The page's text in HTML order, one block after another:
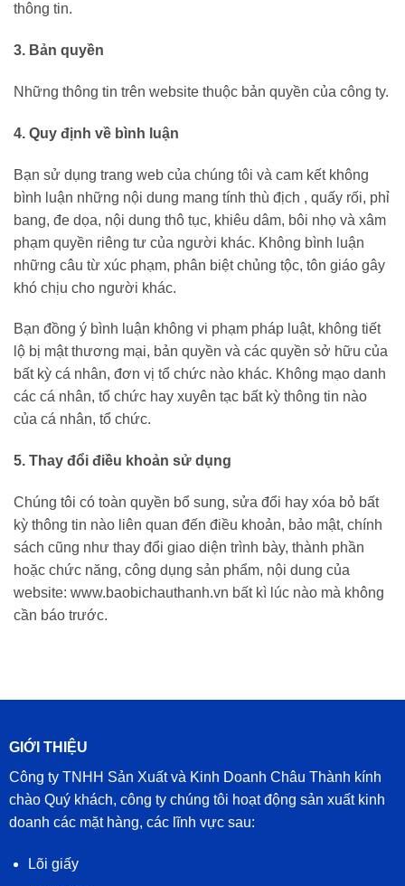
thông tin.
3. Bản quyền
Những thông tin trên website thuộc bản quyền của công ty.
4. Quy định về bình luận
Bạn sử dụng trang web của chúng tôi và cam kết không
bình luận những nội dung mang tính thù địch , quấy rối, phỉ
bang, đe dọa, nội dung thô tục, khiêu dâm, bôi nhọ và xâm
phạm quyền riêng tư của người khác. Không bình luận
những câu từ xúc phạm, phân biệt chủng tộc, tôn giáo gây
khó chịu cho người khác.
Bạn đồng ý bình luận không vi phạm pháp luật, không tiết
lộ bị mật thương mại, bản quyền và các quyền sở hữu của
bất kỳ cá nhân, đơn vị tổ chức nào khác. Không mạo danh
các cá nhân, tổ chức hay xuyên tạc bất kỳ thông tin nào
của cá nhân, tổ chức.
5. Thay đổi điều khoản sử dụng
Chúng tôi có toàn quyền bổ sung, sửa đổi hay xóa bỏ bất
kỳ thông tin nào liên quan đến điều khoản, bảo mật, chính
sách cũng như thay đổi giao diện trình bày, thành phần
hoặc chức năng, công dụng sản phẩm, nội dung của
website: www.baobichauthanh.vn bất kì lúc nào mà không
cần báo trước.
GIỚI THIỆU
Công ty TNHH Sản Xuất và Kinh Doanh Châu Thành kính
chào Quý khách, công ty chúng tôi hoạt động sản xuất kinh
doanh các mặt hàng, các lĩnh vực sau:
Lõi giấy